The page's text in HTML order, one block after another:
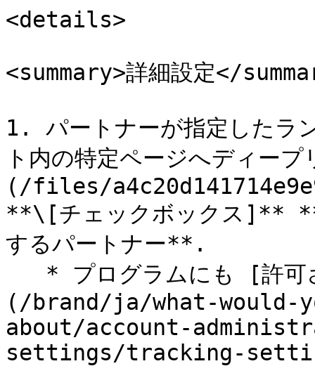
<details>
<summary>詳細設定</
1. パートナーが指定したラ
ト内の特定ページへディー
(/files/
**\[チェックボックス]** **
するパートナー**.
(/brand/ja/what-
about/account-
settings/tracking-